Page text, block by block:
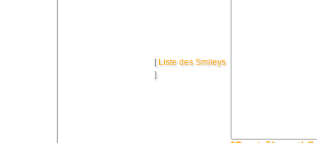
[ Liste des Smileys
]